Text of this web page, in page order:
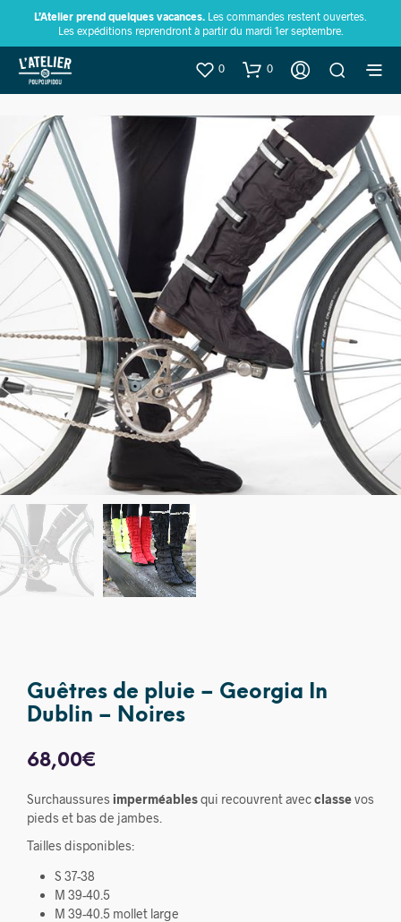
L’Atelier prend quelques vacances. Les commandes restent ouvertes.
Les expéditions reprendront à partir du mardi 1er septembre.
0 0
Guêtres de pluie – Georgia In
Dublin – Noires
68,00€
Surchaussures imperméablesqui recouvrent avecclassevos
pieds et bas de jambes.
Tailles disponibles:
S 37-38
M 39-40.5
M 39-40.5 mollet large